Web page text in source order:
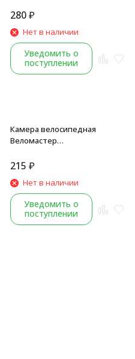
инд.упаковка
280₽
Нет в наличии
Уведомить о
поступлении
Камера велосипедная
Веломастер
под покрышку, AV 33 мм,
215 ₽
Нет в наличии
Уведомить о
поступлении